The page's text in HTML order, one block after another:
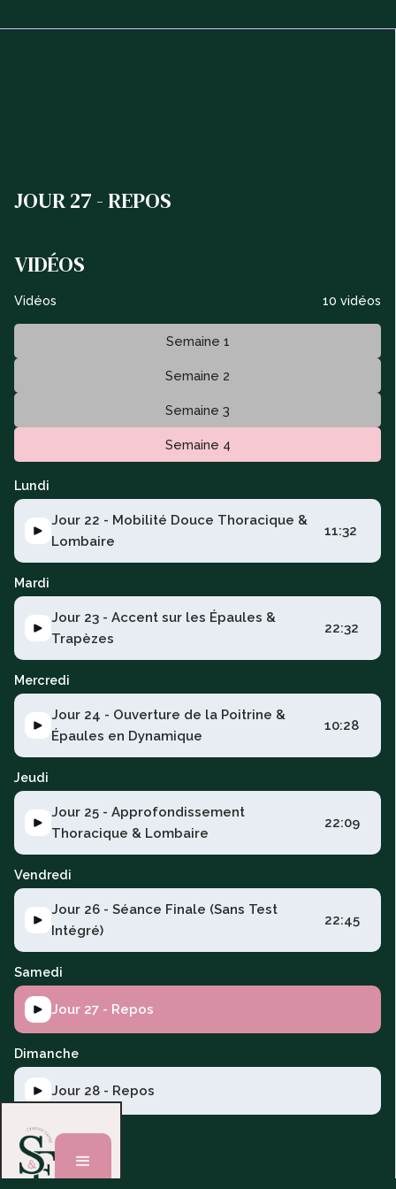
JOUR 27 - REPOS
VIDÉOS
Vidéos 10 vidéos
Semaine 1
Semaine 2
Semaine 3
Semaine 4
Lundi
Jour 22 - Mobilité Douce Thoracique &
Lombaire
11:32
Mardi
Jour 23 - Accent sur les Épaules &
Trapèzes
22:32
Mercredi
Jour 24 - Ouverture de la Poitrine &
Épaules en Dynamique
10:28
Jeudi
Jour 25 - Approfondissement
Thoracique & Lombaire
22:09
Vendredi
Jour 26 - Séance Finale (Sans Test
Intégré)
22:45
Samedi
Jour 27 - Repos
Dimanche
Jour 28 - Repos